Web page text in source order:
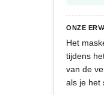
ONZE
Het
tijdens
van de
als je het